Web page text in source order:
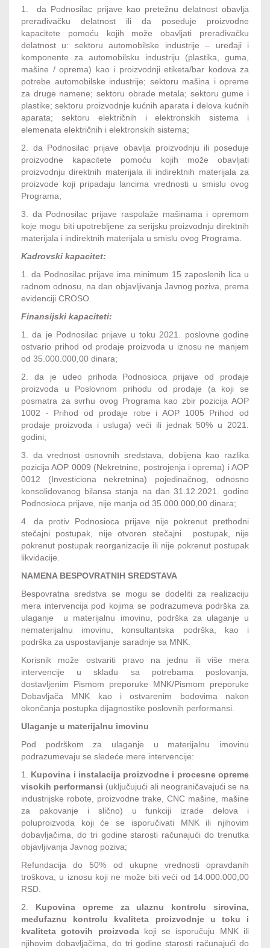
1. da Podnosilac prijave kao pretežnu delatnost obavlja
prerađivačku delatnost ili da poseduje proizvodne
kapacitete pomoću kojih može obavljati prerađivačku
delatnost u: sektoru automobilske industrije – uređaji i
komponente za automobilsku industriju (plastika, guma,
mašine / oprema) kao i proizvodnji etiketa/bar kodova za
potrebe automobilske industrije; sektoru mašina i opreme
za druge namene; sektoru obrade metala; sektoru gume i
plastike; sektoru proizvodnje kućnih aparata i delova kućnih
aparata; sektoru električnih i elektronskih sistema i
elemenata električnih i elektronskih sistema;
2. da Podnosilac prijave obavlja proizvodnju ili poseduje
proizvodne kapacitete pomoću kojih može obavljati
proizvodnju direktnih materijala ili indirektnih materijala za
proizvode koji pripadaju lancima vrednosti u smislu ovog
Programa;
3. da Podnosilac prijave raspolaže mašinama i opremom
koje mogu biti upotrebljene za serijsku proizvodnju direktnih
materijala i indirektnih materijala u smislu ovog Programa.
Kadrovski kapacitet:
1. da Podnosilac prijave ima minimum 15 zaposlenih lica u
radnom odnosu, na dan objavljivanja Javnog poziva, prema
evidenciji CROSO.
Finansijski kapaciteti:
1. da je Podnosilac prijave u toku 2021. poslovne godine
ostvario prihod od prodaje proizvoda u iznosu ne manjem
od 35.000.000,00 dinara;
2. da je udeo prihoda Podnosioca prijave od prodaje
proizvoda u Poslovnom prihodu od prodaje (a koji se
posmatra za svrhu ovog Programa kao zbir pozicija AOP
1002 - Prihod od prodaje robe i AOP 1005 Prihod od
prodaje proizvoda i usluga) veći ili jednak 50% u 2021.
godini;
3. da vrednost osnovnih sredstava, dobijena kao razlika
pozicija AOP 0009 (Nekretnine, postrojenja i oprema) i AOP
0012 (Investiciona nekretnina) pojedinačnog, odnosno
konsolidovanog bilansa stanja na dan 31.12.2021. godine
Podnosioca prijave, nije manja od 35.000.000,00 dinara;
4. da protiv Podnosioca prijave nije pokrenut prethodni
stečajni postupak, nije otvoren stečajni postupak, nije
pokrenut postupak reorganizacije ili nije pokrenut postupak
likvidacije.
NAMENA BESPOVRATNIH SREDSTAVA
Bespovratna sredstva se mogu se dodeliti za realizaciju
mera intervencija pod kojima se podrazumeva podrška za
ulaganje u materijalnu imovinu, podrška za ulaganje u
nematerijalnu imovinu, konsultantska podrška, kao i
podrška za uspostavljanje saradnje sa MNK.
Korisnik može ostvariti pravo na jednu ili više mera
intervencije u skladu sa potrebama poslovanja,
dostavljenim Pismom preporuke MNK/Pismom preporuke
Dobavljača MNK kao i ostvarenim bodovima nakon
okončanja postupka dijagnostike poslovnih performansi.
Ulaganje u materijalnu imovinu
Pod podrškom za ulaganje u materijalnu imovinu
podrazumevaju se sledeće mere intervencije:
1. Kupovina i instalacija proizvodne i procesne opreme
visokih performansi (uključujući ali neograničavajući se na
industrijske robote, proizvodne trake, CNC mašine, mašine
za pakovanje i slično) u funkciji izrade delova i
poluproizvoda koji će se isporučivati MNK ili njihovim
dobavljačima, do tri godine starosti računajući do trenutka
objavljivanja Javnog poziva;
Refundacija do 50% od ukupne vrednosti opravdanih
troškova, u iznosu koji ne može biti veći od 14.000.000,00
RSD.
2.
Kupovina opreme za ulaznu kontrolu sirovina,
međufaznu kontrolu kvaliteta proizvodnje u toku i
kvaliteta gotovih proizvodakoji se isporučuju MNK ili
njihovim dobavljačima, do tri godine starosti računajući do